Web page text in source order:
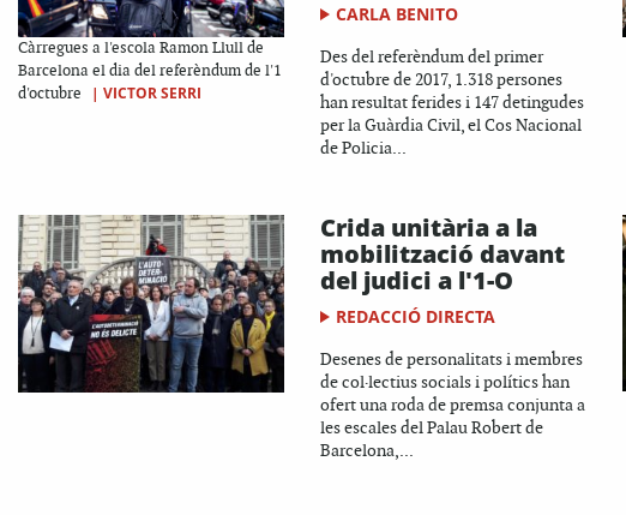
Càrregues a l'escola Ramon Llull de
Barcelona el dia del referèndum de l'1
d'octubre
| VICTOR SERRI
CARLA BENITO
Des del referèndum del primer
d'octubre de 2017, 1.318 persones
han resultat ferides i 147 detingudes
per la Guàrdia Civil, el Cos Nacional
de Policia...
Crida unitària a la
mobilització davant
del judici a l'1-O
REDACCIÓ DIRECTA
Desenes de personalitats i membres
de col·lectius socials i polítics han
ofert una roda de premsa conjunta a
les escales del Palau Robert de
Barcelona,...